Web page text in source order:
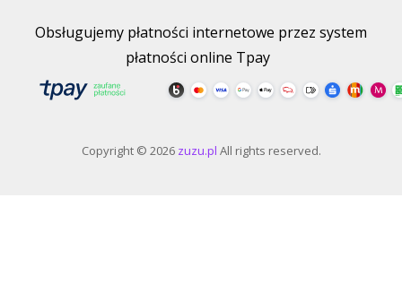
Obsługujemy płatności internetowe przez system
płatności online Tpay
Copyright © 2026 zuzu.pl All rights reserved.